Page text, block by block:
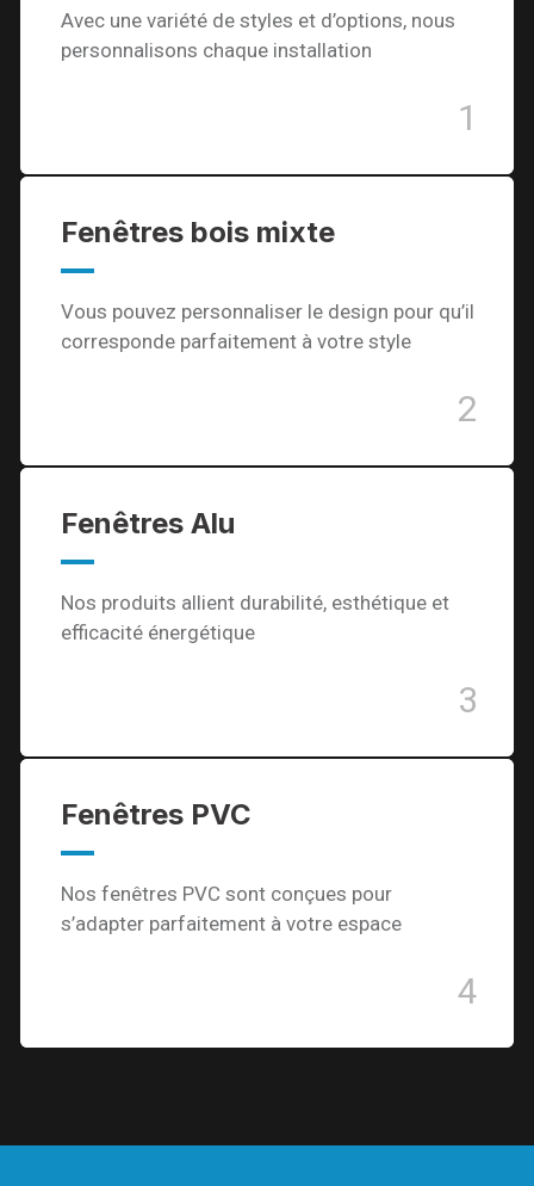
Avec une variété de styles et d’options, nous
personnalisons chaque installation
1
Fenêtres bois mixte
Vous pouvez personnaliser le design pour qu’il
corresponde parfaitement à votre style
2
Fenêtres Alu
Nos produits allient durabilité, esthétique et
efficacité énergétique
3
Fenêtres PVC
Nos fenêtres PVC sont conçues pour
s’adapter parfaitement à votre espace
4